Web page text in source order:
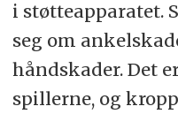
i støtteapparatet.
seg om
håndskader. Det
spillerne, og